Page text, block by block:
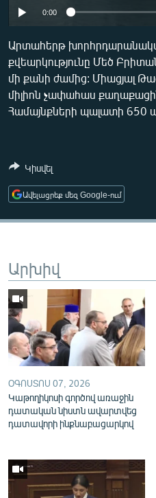
ՍՊՈՐՏ
ՏՏ ԵՒ ԻՆՏԵՐՆԵՏ
ԿՈՐՈՆԱՎԻՐՈՒՍ
ԱՐԽԻՎ
ԲԱՆԱՎԵՃ
ՁԳՏԵԼՈՎ ԼԱՎԱԳՈՒՅՆԻՆ
English
Русский
ՀԵՏԵՎԵՔ ՄԵԶ
«Ազատության» բոլոր
0:00
Արտահերթ
քվեարկությունը Մեծ
մի քանի ժամից: Միացյալ
միլիոն չափահաս
Համայնքների պալատի 650
Կիսվել
Ավելացրեք մեզ Google-ում
Արխիվ
ՕԳՈՍՏՈՍ 07, 2026
Կաթողիկոսի գործով առաջին
դատական նիստն ավարտվեց
դատավորի ինքնաբացարկով